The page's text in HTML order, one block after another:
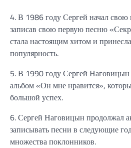
4. В 1986 году Сергей начал свою
записав свою первую песню
стала настоящим хитом и
популярность.
5. В 1990 году Сергей
альбом «Он мне нравится»,
большой успех.
6. Сергей Наговицын продолжал
записывать песни в следующие
множества поклонников.